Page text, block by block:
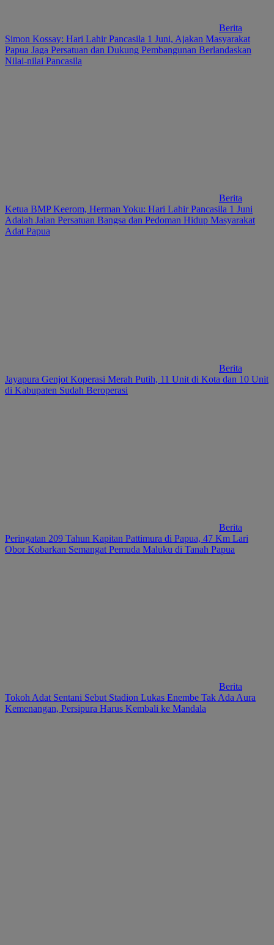
Berita
Simon Kossay: Hari Lahir Pancasila 1 Juni, Ajakan Masyarakat
Papua Jaga Persatuan dan Dukung Pembangunan Berlandaskan
Nilai-nilai Pancasila
Berita
Ketua BMP Keerom, Herman Yoku: Hari Lahir Pancasila 1 Juni
Adalah Jalan Persatuan Bangsa dan Pedoman Hidup Masyarakat
Adat Papua
Berita
Jayapura Genjot Koperasi Merah Putih, 11 Unit di Kota dan 10 Unit
di Kabupaten Sudah Beroperasi
Berita
Peringatan 209 Tahun Kapitan Pattimura di Papua, 47 Km Lari
Obor Kobarkan Semangat Pemuda Maluku di Tanah Papua
Berita
Tokoh Adat Sentani Sebut Stadion Lukas Enembe Tak Ada Aura
Kemenangan, Persipura Harus Kembali ke Mandala